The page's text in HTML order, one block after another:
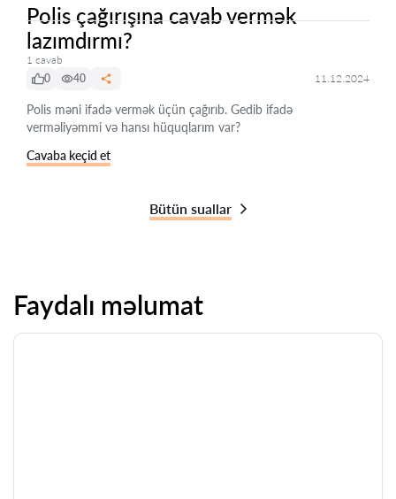
Polis çağırışına cavab vermək
lazımdırmı?
1 cavab
0
40 11.12.2024
Polis məni ifadə vermək üçün çağırıb. Gedib ifadə
verməliyəmmi və hansı hüquqlarım var?
Cavaba keçid et
Bütün suallar
Faydalı məlumat